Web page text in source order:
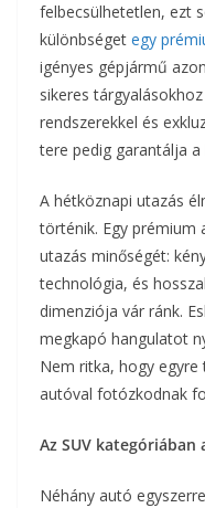
felbecsülhetetlen, ezt
különbséget egy
igényes gépjármű
sikeres
rendszerekkel és
tere pedig garantálja
A hétköznapi utazás
történik. Egy prémium
utazás minőségét:
technológia, és
dimenziója vár ránk.
megkapó hangulatot
Nem ritka, hogy
autóval fotózkodnak
Az SUV kategóriában
Néhány autó